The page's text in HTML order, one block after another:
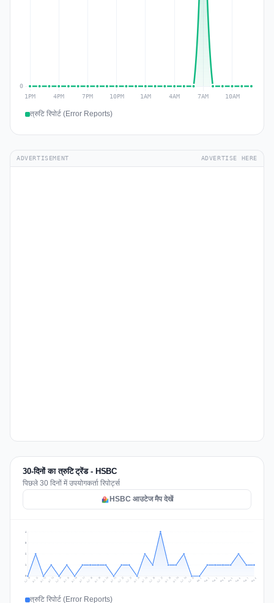
त्रुटि रिपोर्ट (Error Reports)
ADVERTISEMENT ADVERTISE HERE
30-दिनों का त्रुटि ट्रेंड - HSBC
पिछले 30 दिनों में उपयोगकर्ता रिपोर्ट्स
HSBC आउटेज मैप देखें
1
2
3
4
Jul 10 Jul 11 Jul 12 Jul 13 Jul 14 Jul 15 Jul 16 Jul 17 Jul 18 Jul 19 Jul 20 Jul 21 Jul 22 Jul 23 Jul 24 Jul 25 Jul 26 Jul 27 Jul 28 Jul 29 Jul 30 Jul 31 Aug 1 Aug 2 Aug 3 Aug 4 Aug 5 Aug 6 Aug 7 Aug 8
त्रुटि रिपोर्ट (Error Reports)